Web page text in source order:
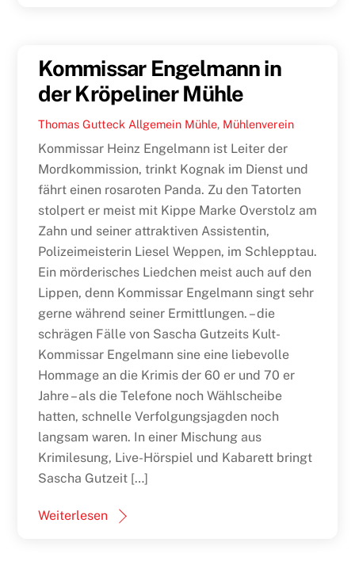
Kommissar Engelmann in
der Kröpeliner Mühle
Thomas Gutteck Allgemein Mühle, Mühlenverein
Kommissar Heinz Engelmann ist Leiter der
Mordkommission, trinkt Kognak im Dienst und
fährt einen rosaroten Panda. Zu den Tatorten
stolpert er meist mit Kippe Marke Overstolz am
Zahn und seiner attraktiven Assistentin,
Polizeimeisterin Liesel Weppen, im Schlepptau.
Ein mörderisches Liedchen meist auch auf den
Lippen, denn Kommissar Engelmann singt sehr
gerne während seiner Ermittlungen. – die
schrägen Fälle von Sascha Gutzeits Kult-
Kommissar Engelmann sine eine liebevolle
Hommage an die Krimis der 60 er und 70 er
Jahre – als die Telefone noch Wählscheibe
hatten, schnelle Verfolgungsjagden noch
langsam waren. In einer Mischung aus
Krimilesung, Live-Hörspiel und Kabarett bringt
Sascha Gutzeit […]
Weiterlesen